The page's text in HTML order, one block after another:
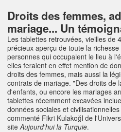
Droits des femmes,
mariage... Un
Les tablettes retrouvées, vieilles de
précieux aperçu de toute la
personnes qui occupaient le lieu à
elles feraient en effet mention de
droits des femmes, mais aussi la
contrats de mariage. "Des droits de
d'enfants, ou encore les mariages
tablettes récemment excavées
données sociales et
commenté Fikri Kulakoğl de
site Aujourd'hui la Turquie.